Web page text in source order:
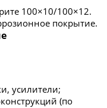
100×10/100×12.
покрытие.
усилители;
(по